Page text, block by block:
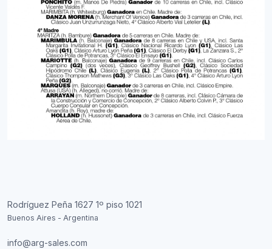
Rodríguez Peña 1627 1º piso 1021
Buenos Aires - Argentina
info@arg-sales.com